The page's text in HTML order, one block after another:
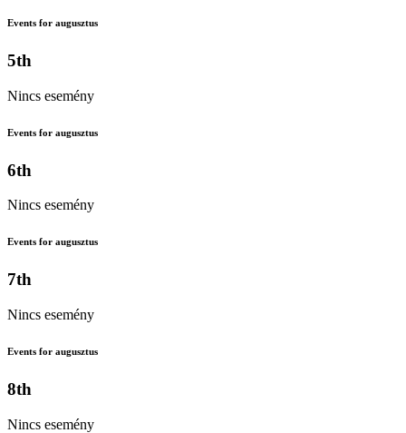
Events for augusztus
5th
Nincs esemény
Events for augusztus
6th
Nincs esemény
Events for augusztus
7th
Nincs esemény
Events for augusztus
8th
Nincs esemény